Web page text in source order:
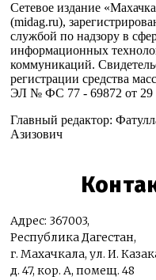
Сетевое издание
(midag.ru),
службой по надзору в
информационных
коммуникаций.
регистрации средства
ЭЛ № ФС 77 - 69872 от 29
Главный редактор:
Азизович
Адрес: 367003,
Республика Дагестан,
г. Махачкала, ул. И.
д. 47, кор. А, помещ. 48